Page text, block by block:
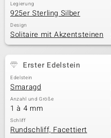
Legierung
925er Sterling Silber
Design
Solitaire mit Akzentsteinen
Erster Edelstein
Edelstein
Smaragd
Anzahl und Größe
1 à 4 mm
Schliff
Rundschliff, Facettiert